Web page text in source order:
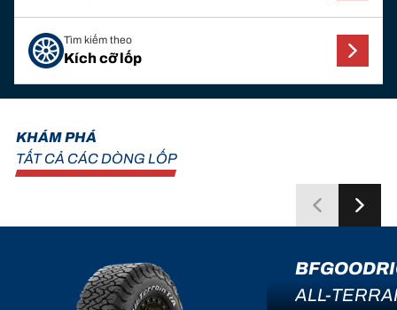
Tìm kiếm theo
Kích cỡ lốp
KHÁM PHÁ
TẤT CẢ CÁC DÒNG LỐP
ALL-